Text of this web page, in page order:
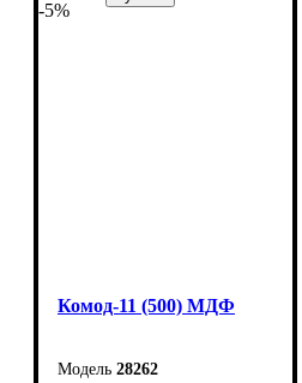
-5%
Комод-11 (500) МДФ
28262